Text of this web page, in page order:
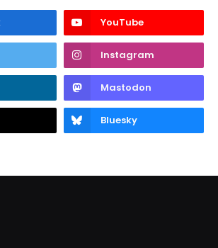
YouTube
Instagram
Mastodon
Bluesky